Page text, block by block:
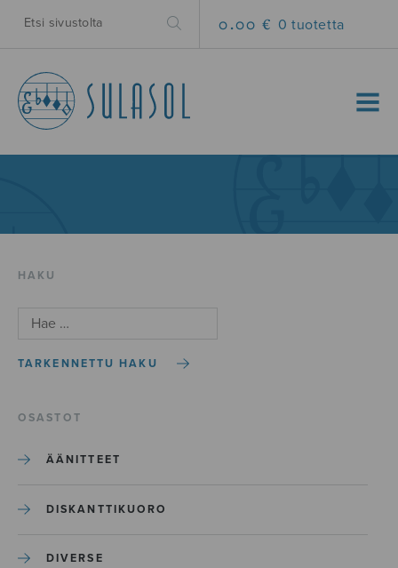
0.00 € 0 tuotetta
MENU
HAKU
TARKENNETTU HAKU
OSASTOT
ÄÄNITTEET
DISKANTTIKUORO
DIVERSE